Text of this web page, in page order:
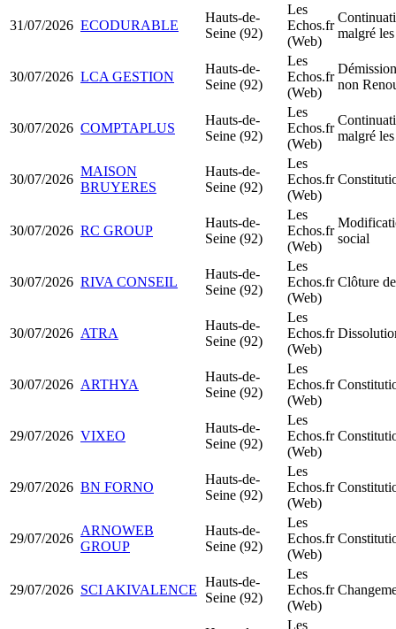
31/07/2026 ECODURABLE
Hauts-de-
Seine (92)
Les
Echos.fr
(Web)
malgré
30/07/2026 LCA GESTION
Hauts-de-
Seine (92)
Les
Echos.fr
(Web)
non
30/07/2026 COMPTAPLUS
Hauts-de-
Seine (92)
Les
Echos.fr
(Web)
malgré
30/07/2026
MAISON
BRUYERES
Hauts-de-
Seine (92)
Les
Echos.fr
(Web)
30/07/2026 RC GROUP
Hauts-de-
Seine (92)
Les
Echos.fr
(Web)
social
30/07/2026 RIVA CONSEIL
Hauts-de-
Seine (92)
Les
Echos.fr
(Web)
Clôture
30/07/2026 ATRA
Hauts-de-
Seine (92)
Les
Echos.fr
(Web)
30/07/2026 ARTHYA
Hauts-de-
Seine (92)
Les
Echos.fr
(Web)
29/07/2026 VIXEO
Hauts-de-
Seine (92)
Les
Echos.fr
(Web)
29/07/2026 BN FORNO
Hauts-de-
Seine (92)
Les
Echos.fr
(Web)
29/07/2026
ARNOWEB
GROUP
Hauts-de-
Seine (92)
Les
Echos.fr
(Web)
29/07/2026 SCI AKIVALENCE
Hauts-de-
Seine (92)
Les
Echos.fr
(Web)
Les